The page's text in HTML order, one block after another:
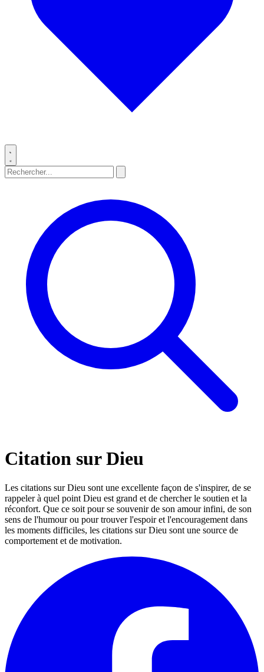
Citation sur Dieu
Les citations sur Dieu sont une excellente façon de s'inspirer, de se
rappeler à quel point Dieu est grand et de chercher le soutien et la
réconfort. Que ce soit pour se souvenir de son amour infini, de son
sens de l'humour ou pour trouver l'espoir et l'encouragement dans
les moments difficiles, les citations sur Dieu sont une source de
comportement et de motivation.